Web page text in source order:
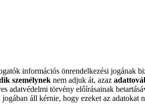
információs önrendelkezési jogának
személynek nem adjuk át, azaz
adatvédelmi törvény előírásainak
áll kérnie, hogy ezeket az adatokat